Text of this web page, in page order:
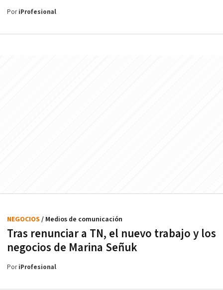
PoriProfesional
Tras renunciar a TN, el nuevo trabajo y los
negocios de Marina Señuk
NEGOCIOS / Medios de comunicación
PoriProfesional